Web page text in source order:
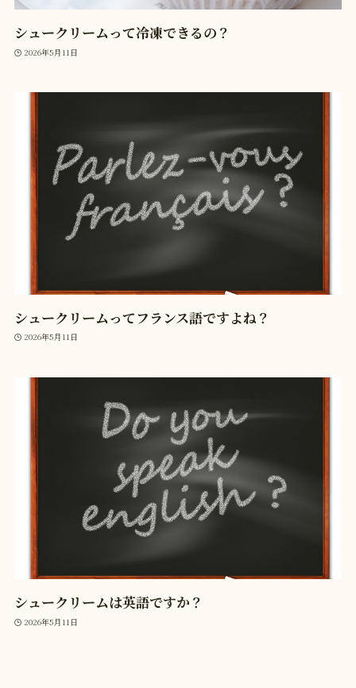
シュークリームって冷凍できるの？
2026年5月11日
シュークリームってフランス語ですよね？
2026年5月11日
シュークリームは英語ですか？
2026年5月11日